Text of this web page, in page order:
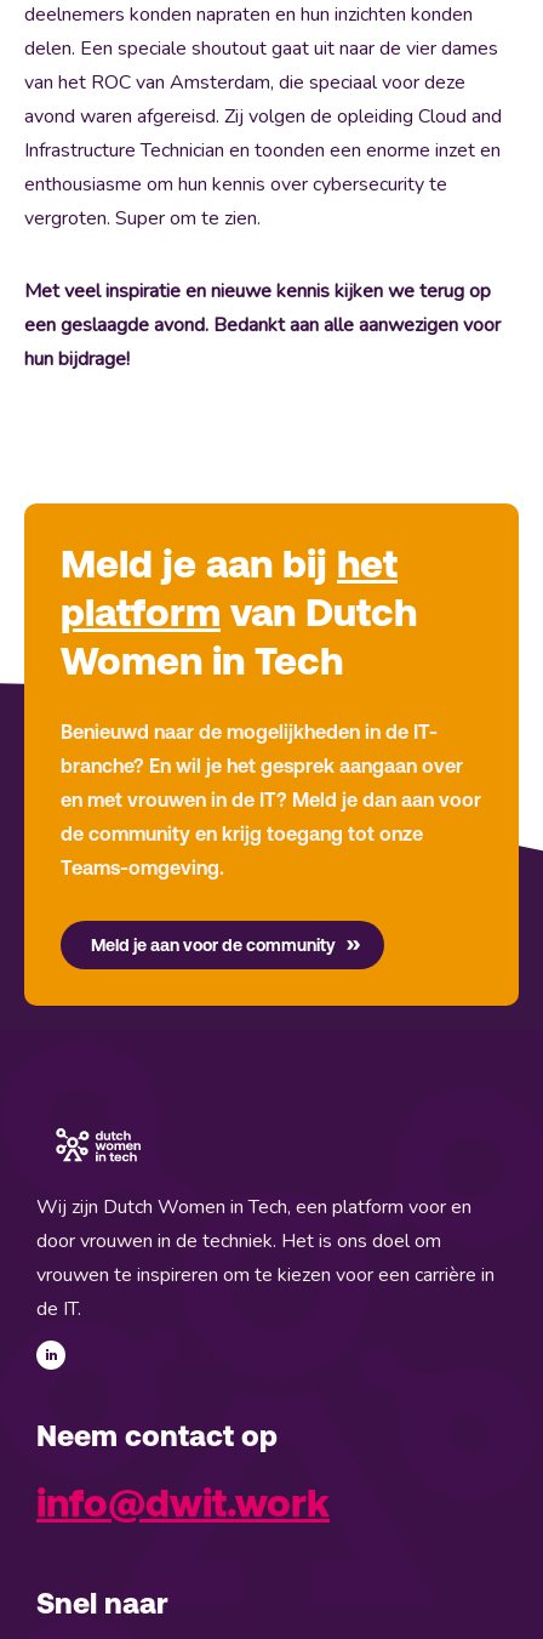
deelnemers konden napraten en hun inzichten konden
delen. Een speciale shoutout gaat uit naar de vier dames
van het ROC van Amsterdam, die speciaal voor deze
avond waren afgereisd. Zij volgen de opleiding Cloud and
Infrastructure Technician en toonden een enorme inzet en
enthousiasme om hun kennis over cybersecurity te
vergroten. Super om te zien.
Met veel inspiratie en nieuwe kennis kijken we terug op
een geslaagde avond. Bedankt aan alle aanwezigen voor
hun bijdrage!
Meld je aan bij het
platform van Dutch
Women in Tech
Benieuwd naar de mogelijkheden in de IT-
branche? En wil je het gesprek aangaan over
en met vrouwen in de IT? Meld je dan aan voor
de community en krijg toegang tot onze
Teams-omgeving.
Meld je aan voor de community
Wij zijn Dutch Women in Tech, een platform voor en
door vrouwen in de techniek. Het is ons doel om
vrouwen te inspireren om te kiezen voor een carrière in
de IT.
Neem contact op
info@dwit.work
Snel naar